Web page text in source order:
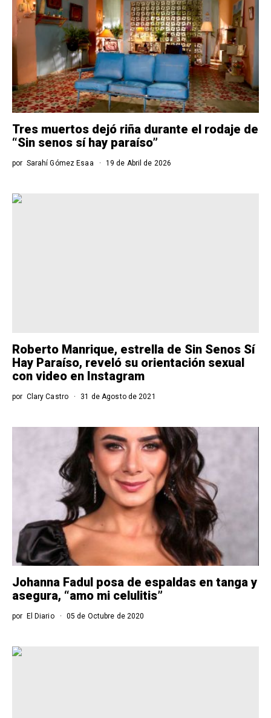
Tres muertos dejó riña durante el rodaje de
“Sin senos sí hay paraíso”
por Sarahí Gómez Esaa 19 de Abril de 2026
Roberto Manrique, estrella de Sin Senos Sí
Hay Paraíso, reveló su orientación sexual
con video en Instagram
por Clary Castro 31 de Agosto de 2021
Johanna Fadul posa de espaldas en tanga y
asegura, “amo mi celulitis”
por El Diario 05 de Octubre de 2020